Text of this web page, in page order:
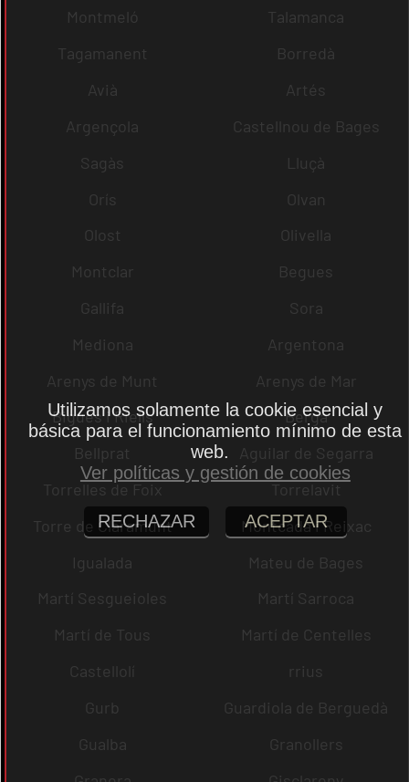
Montmeló
Talamanca
Tagamanent
Borredà
Avià
Artés
Argençola
Castellnou de Bages
Sagàs
Lluçà
Orís
Olvan
Olost
Olivella
Montclar
Begues
Gallifa
Sora
Mediona
Argentona
Arenys de Munt
Arenys de Mar
Bigues i Riells
Berga
Bellprat
Aguilar de Segarra
Torrelles de Foix
Torrelavit
Torre de Claramunt
Montcada i Reixac
Igualada
Mateu de Bages
Martí Sesgueioles
Martí Sarroca
Martí de Tous
Martí de Centelles
Castellolí
rrius
Gurb
Guardiola de Berguedà
Gualba
Granollers
Utilizamos solamente la cookie esencial y
básica para el funcionamiento mínimo de esta
web.
Ver políticas y gestión de cookies
RECHAZAR ACEPTAR